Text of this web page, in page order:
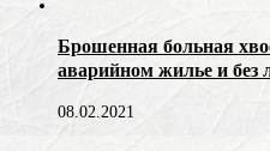
Брошенная больная
аварийном жилье и без
08.02.2021